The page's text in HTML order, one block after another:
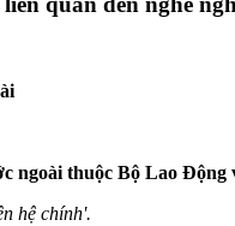
ngoài thuộc Bộ Lao Động
hệ chính'.